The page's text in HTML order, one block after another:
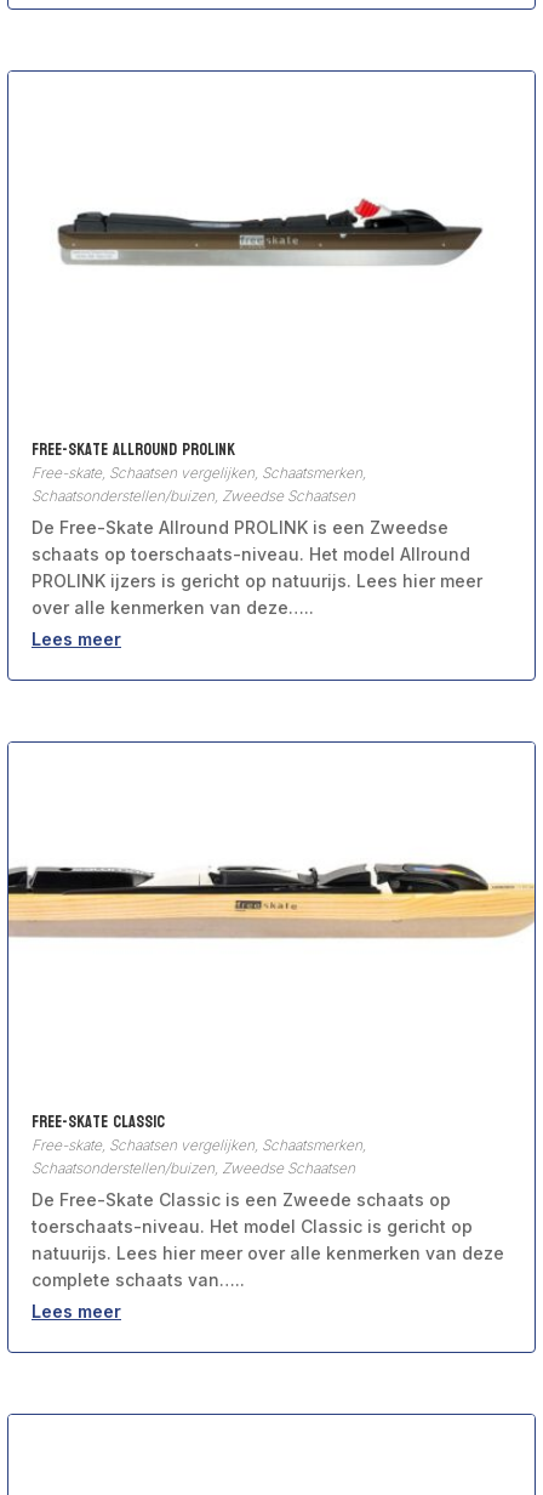
Free-Skate Allround PROLINK
Free-skate, Schaatsen vergelijken, Schaatsmerken,
Schaatsonderstellen/buizen, Zweedse Schaatsen
De Free-Skate Allround PROLINK is een Zweedse
schaats op toerschaats-niveau. Het model Allround
PROLINK ijzers is gericht op natuurijs. Lees hier meer
over alle kenmerken van deze…..
Lees meer
Free-Skate Classic
Free-skate, Schaatsen vergelijken Schaatsmerken
Schaatsonderstellen/buizen Zweedse Schaatsen
De Free-Skate Classic is een Zweede schaats op
toerschaats-niveau. Het model Classic is gericht op
natuurijs. Lees hier meer over alle kenmerken van deze
complete schaats van…..
Lees meer